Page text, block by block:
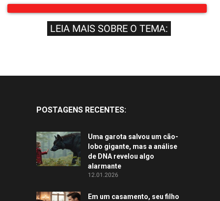
LEIA MAIS SOBRE O TEMA:
POSTAGENS RECENTES:
Uma garota salvou um cão-
lobo gigante, mas a análise
de DNA revelou algo
alarmante
12.01.2026
Em um casamento, seu filho